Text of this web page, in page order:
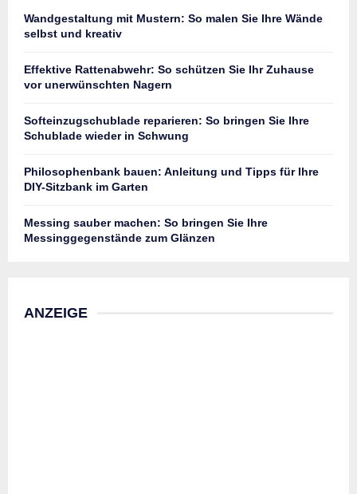
Wandgestaltung mit Mustern: So malen Sie Ihre Wände
selbst und kreativ
Effektive Rattenabwehr: So schützen Sie Ihr Zuhause
vor unerwünschten Nagern
Softeinzugschublade reparieren: So bringen Sie Ihre
Schublade wieder in Schwung
Philosophenbank bauen: Anleitung und Tipps für Ihre
DIY-Sitzbank im Garten
Messing sauber machen: So bringen Sie Ihre
Messinggegenstände zum Glänzen
ANZEIGE